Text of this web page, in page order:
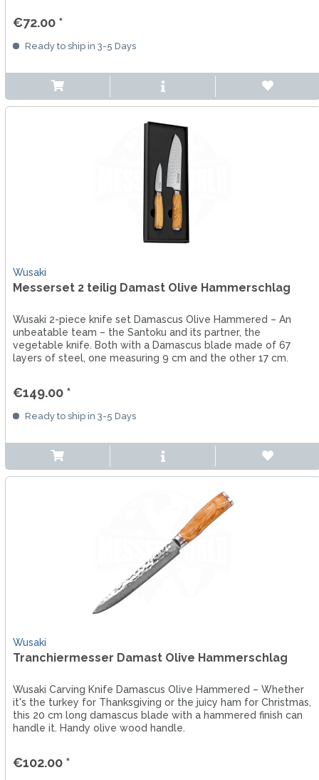
€72.00 *
Ready to ship in 3-5 Days
Wusaki
Messerset 2 teilig Damast Olive Hammerschlag
Wusaki 2-piece knife set Damascus Olive Hammered – An
unbeatable team – the Santoku and its partner, the
vegetable knife. Both with a Damascus blade made of 67
layers of steel, one measuring 9 cm and the other 17 cm.
€149.00 *
Ready to ship in 3-5 Days
Wusaki
Tranchiermesser Damast Olive Hammerschlag
Wusaki Carving Knife Damascus Olive Hammered – Whether
it's the turkey for Thanksgiving or the juicy ham for Christmas,
this 20 cm long damascus blade with a hammered finish can
handle it. Handy olive wood handle.
€102.00 *